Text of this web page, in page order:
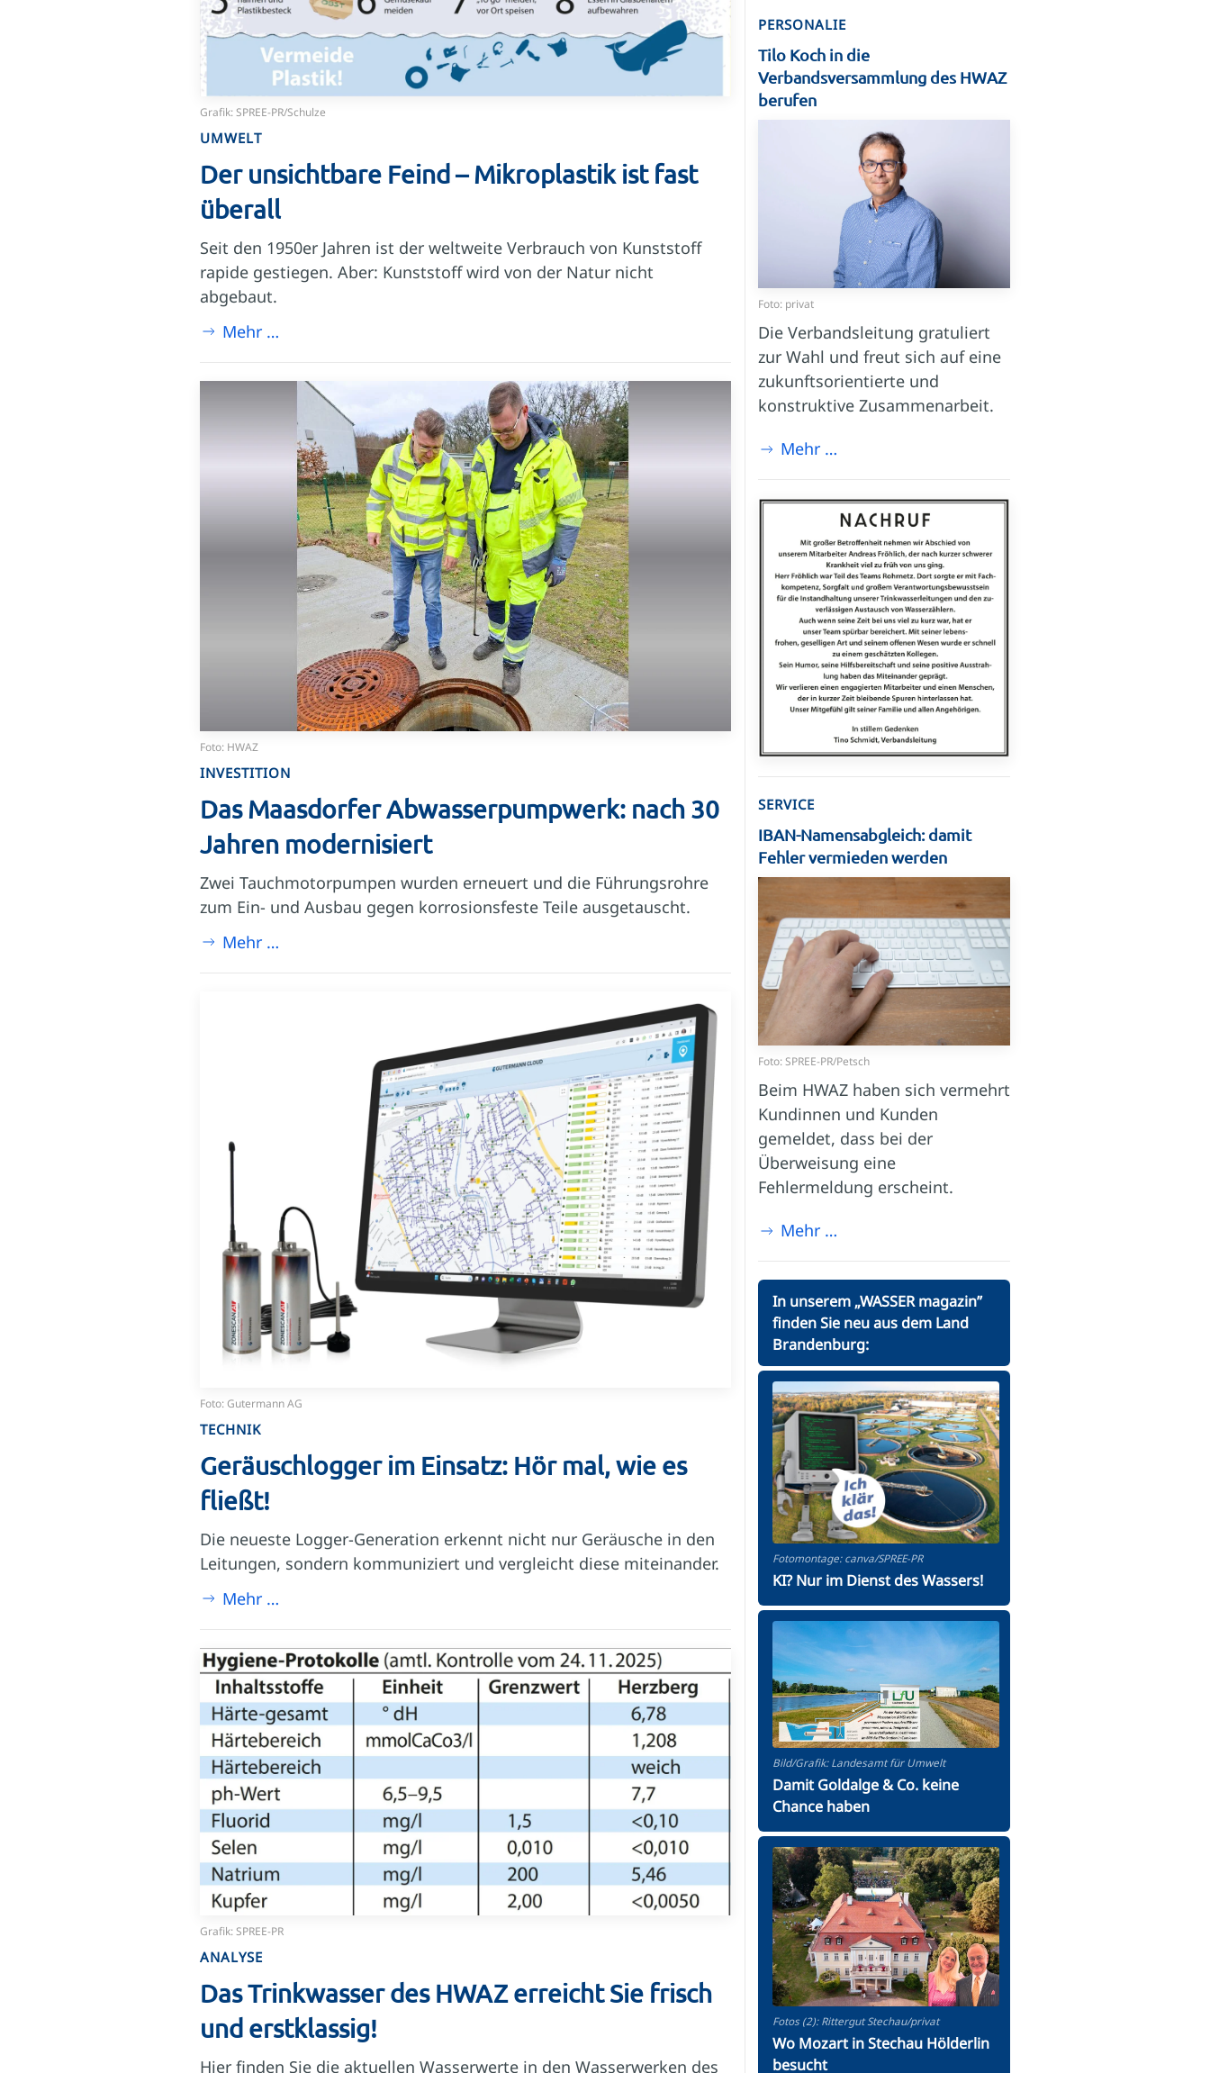
Grafik: SPREE-PR/Schulze
UMWELT
Der unsichtbare Feind – Mikroplastik ist fast
überall
Seit den 1950er Jahren ist der weltweite Verbrauch von Kunststoff
rapide gestiegen. Aber: Kunststoff wird von der Natur nicht
abgebaut.
Mehr …
Foto: HWAZ
INVESTITION
Das Maasdorfer Abwasserpumpwerk: nach 30
Jahren modernisiert
Zwei Tauchmotorpumpen wurden erneuert und die Führungsrohre
zum Ein- und Ausbau gegen korrosionsfeste Teile ausgetauscht.
Mehr …
Foto: Gutermann AG
TECHNIK
Geräuschlogger im Einsatz: Hör mal, wie es
fließt!
Die neueste Logger-Generation erkennt nicht nur Geräusche in den
Leitungen, sondern kommuniziert und vergleicht diese miteinander.
Mehr …
Grafik: SPREE-PR
ANALYSE
Das Trinkwasser des HWAZ erreicht Sie frisch
und erstklassig!
Hier finden Sie die aktuellen Wasserwerte in den Wasserwerken des
PERSONALIE
Tilo Koch in die
Verbandsversammlung des HWAZ
berufen
Foto: privat
Die Verbandsleitung gratuliert
zur Wahl und freut sich auf eine
zukunftsorientierte und
konstruktive Zusammenarbeit.
Mehr …
SERVICE
IBAN-Namensabgleich: damit
Fehler vermieden werden
Foto: SPREE-PR/Petsch
Beim HWAZ haben sich vermehrt
Kundinnen und Kunden
gemeldet, dass bei der
Überweisung eine
Fehlermeldung erscheint.
Mehr …
In unserem „WASSER magazin”
finden Sie neu aus dem Land
Brandenburg:
Fotomontage: canva/SPREE-PR
KI? Nur im Dienst des Wassers!
Bild/Grafik: Landesamt für Umwelt
Damit Goldalge & Co. keine
Chance haben
Fotos (2): Rittergut Stechau/privat
Wo Mozart in Stechau Hölderlin
besucht